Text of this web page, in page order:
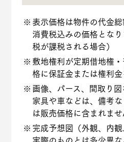
表示価格は物件の代金総
消費税込みの価格とな
税が課税される場合）
敷地権利が定期借地権
格に保証金または権利金
画像、パース、間取り
家具や車などは、備考
は販売価格に含まれませ
完成予想図（外観、内